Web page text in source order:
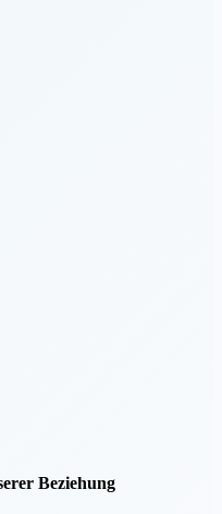
Beziehung